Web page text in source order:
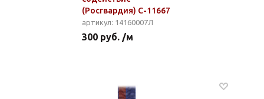
(Росгвардия) С-11667
артикул: 14160007Л
300 руб. /м